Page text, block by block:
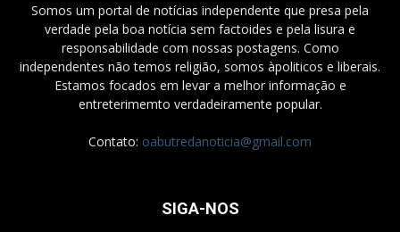
Somos um portal de notícias independente que presa pela
verdade pela boa notícia sem factoides e pela lisura e
responsabilidade com nossas postagens. Como
independentes não temos religião, somos àpoliticos e liberais.
Estamos focados em levar a melhor informação e
entreterimemto verdadeiramente popular.
Contato: oabutredanoticia@gmail.com
SIGA-NOS